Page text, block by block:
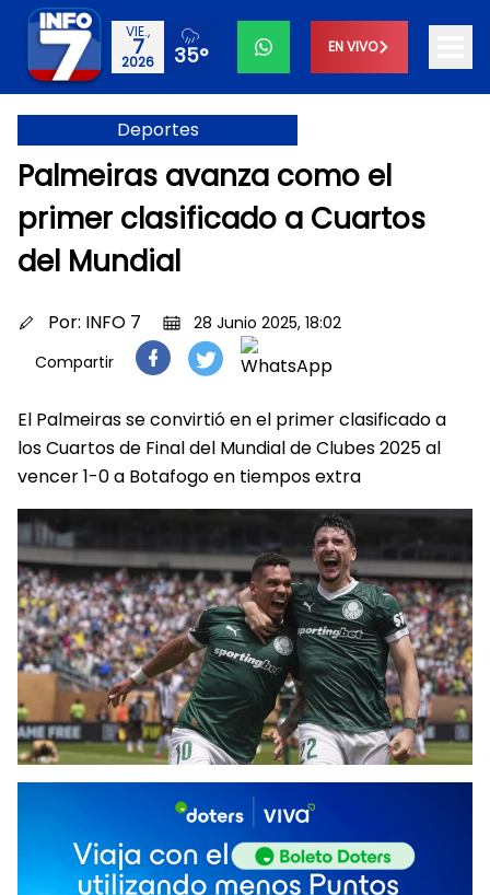
VIE.,
7
2026 35° EN VIVO
Deportes
Palmeiras avanza como el
primer clasificado a Cuartos
del Mundial
Por: INFO 7
28 Junio 2025, 18:02
Compartir
El Palmeiras se convirtió en el primer clasificado a
los Cuartos de Final del Mundial de Clubes 2025 al
vencer 1-0 a Botafogo en tiempos extra